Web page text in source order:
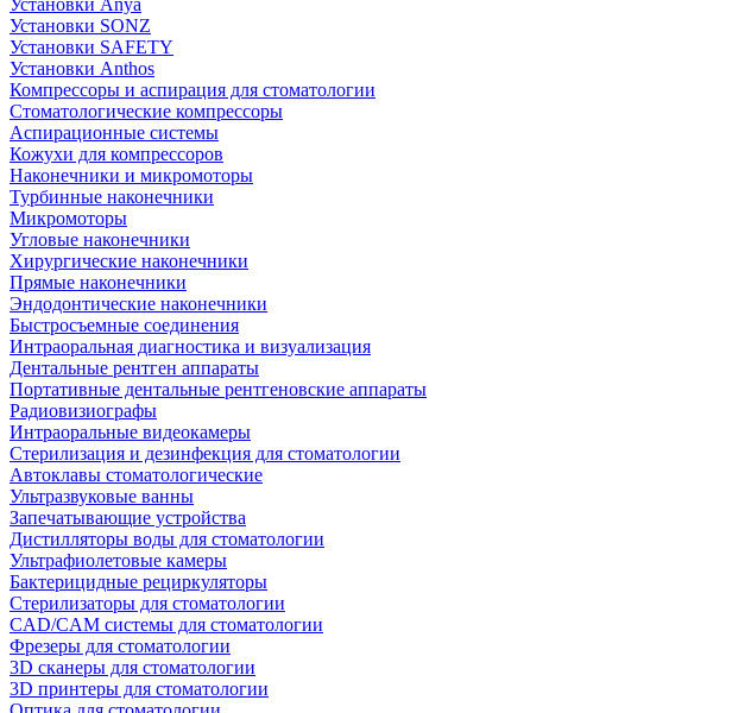
Установки Anya
Установки SONZ
Установки SAFETY
Установки Anthos
Компрессоры и аспирация для стоматологии
Стоматологические компрессоры
Аспирационные системы
Кожухи для компрессоров
Наконечники и микромоторы
Турбинные наконечники
Микромоторы
Угловые наконечники
Хирургические наконечники
Прямые наконечники
Эндодонтические наконечники
Быстросъемные соединения
Интраоральная диагностика и визуализация
Дентальные рентген аппараты
Портативные дентальные рентгеновские аппараты
Радиовизиографы
Интраоральные видеокамеры
Стерилизация и дезинфекция для стоматологии
Автоклавы стоматологические
Ультразвуковые ванны
Запечатывающие устройства
Дистилляторы воды для стоматологии
Ультрафиолетовые камеры
Бактерицидные рециркуляторы
Стерилизаторы для стоматологии
CAD/CAM системы для стоматологии
Фрезеры для стоматологии
3D cканеры для стоматологии
3D принтеры для стоматологии